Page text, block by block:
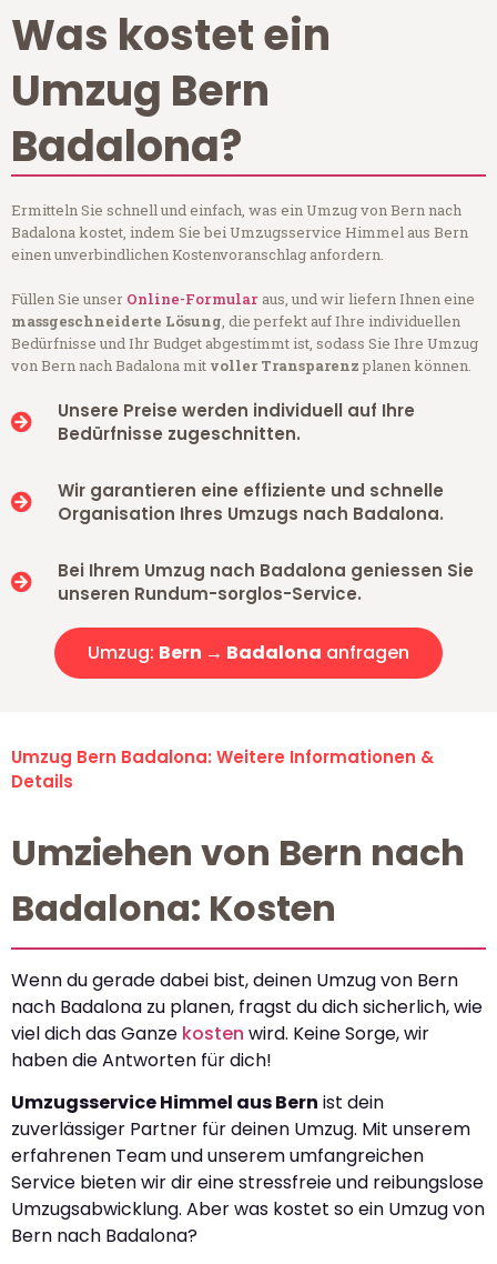
Was kostet ein
Umzug Bern
Badalona?
Ermitteln Sie schnell und einfach, was ein Umzug von Bern nach
Badalona kostet, indem Sie bei Umzugsservice Himmel aus Bern
einen unverbindlichen Kostenvoranschlag anfordern.
Füllen Sie unser Online-Formular aus, und wir liefern Ihnen eine
massgeschneiderte Lösung, die perfekt auf Ihre individuellen
Bedürfnisse und Ihr Budget abgestimmt ist, sodass Sie Ihre Umzug
von Bern nach Badalona mit voller Transparenzplanen können.
Unsere Preise werden individuell auf Ihre
Bedürfnisse zugeschnitten.
Wir garantieren eine effiziente und schnelle
Organisation Ihres Umzugs nach Badalona.
Bei Ihrem Umzug nach Badalona geniessen Sie
unseren Rundum-sorglos-Service.
Umzug: Bern → Badalona anfragen
Umzug Bern Badalona: Weitere Informationen &
Details
Umziehen von Bern nach
Badalona: Kosten
Wenn du gerade dabei bist, deinen Umzug von Bern
nach Badalona zu planen, fragst du dich sicherlich, wie
viel dich das Ganze kosten wird. Keine Sorge, wir
haben die Antworten für dich!
Umzugsservice Himmel aus Bern ist dein
zuverlässiger Partner für deinen Umzug. Mit unserem
erfahrenen Team und unserem umfangreichen
Service bieten wir dir eine stressfreie und reibungslose
Umzugsabwicklung. Aber was kostet so ein Umzug von
Bern nach Badalona?